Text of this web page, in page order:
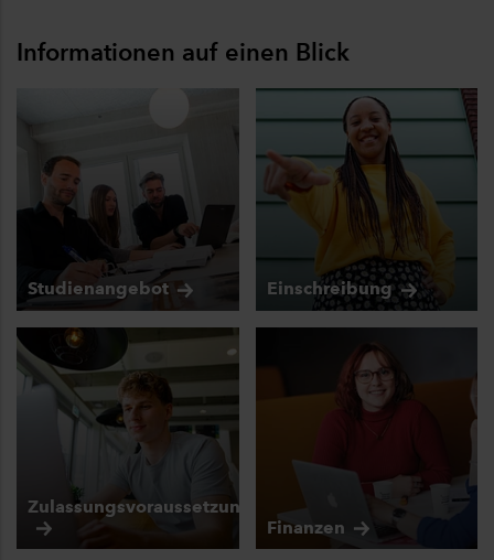
Informationen auf einen Blick
Studienangebot Einschreibung
Zulassungsvoraussetzungen
Finanzen